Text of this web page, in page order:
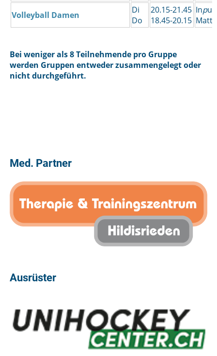
Volleyball Damen
Di
Do
20.15-21.45
18.45-20.15
Inp
Matte
Bei weniger als 8 Teilnehmende pro Gruppe
werden Gruppen entweder zusammengelegt oder
nicht durchgeführt.
Med. Partner
Ausrüster